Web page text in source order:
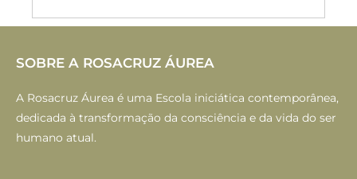
SOBRE A ROSACRUZ ÁUREA
A Rosacruz Áurea é uma Escola iniciática contemporânea,
dedicada à transformação da consciência e da vida do ser
humano atual.